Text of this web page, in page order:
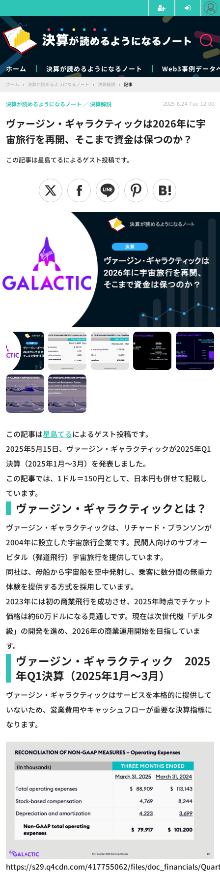
ホーム 決算が読めるようになるノート Web3事例データ
ホーム › 決算が読めるようになるノート › 決算解説 › 記事
ヴァージン・ギャラクティックは2026年に宇
宙旅行を再開、そこまで資金は保つのか？
この記事は星島てるによるゲスト投稿です。
決算が読めるようになるノート 決算解説 2025.6.24 Tue 12:00
この記事は星島てるによるゲスト投稿です。
2025年5月15日、ヴァージン・ギャラクティックが2025年Q1
決算（2025年1月～3月）を発表しました。
この記事では、1ドル＝150円として、日本円も併せて記載し
ています。
ヴァージン・ギャラクティックとは？
ヴァージン・ギャラクティックは、リチャード・ブランソンが
2004年に設立した宇宙旅行企業です。民間人向けのサブオー
ビタル（弾道飛行）宇宙旅行を提供しています。
同社は、母船から宇宙船を空中発射し、乗客に数分間の無重力
体験を提供する方式を採用しています。
2023年には初の商業飛行を成功させ、2025年時点でチケット
価格は約60万ドルになる見通しです。現在は次世代機「デルタ
級」の開発を進め、2026年の商業運用開始を目指していま
す。
ヴァージン・ギャラクティック 2025
年Q1決算（2025年1月～3月）
ヴァージン・ギャラクティックはサービスを本格的に提供して
いないため、営業費用やキャッシュフローが重要な決算指標に
なります。
https://s29.q4cdn.com/417755062/files/doc_financials/